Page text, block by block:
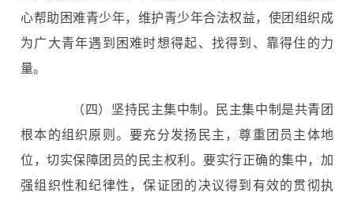
心帮助困难青少年，维护青少年合法权益，使团组织成
为广大青年遇到困难时想得起、找得到、靠得住的力
量。
（四）坚持民主集中制。民主集中制是共青团
根本的组织原则。要充分发扬民主，尊重团员主体地
位，切实保障团员的民主权利。要实行正确的集中，加
强组织性和纪律性，保证团的决议得到有效的贯彻执